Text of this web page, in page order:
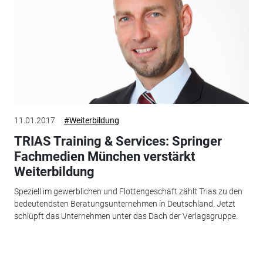
11.01.2017 #Weiterbildung
TRIAS Training & Services: Springer
Fachmedien München verstärkt
Weiterbildung
Speziell im gewerblichen und Flottengeschäft zählt Trias zu den
bedeutendsten Beratungsunternehmen in Deutschland. Jetzt
schlüpft das Unternehmen unter das Dach der Verlagsgruppe.